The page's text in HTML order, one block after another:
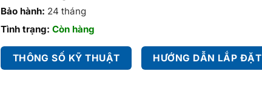
Bảo hành: 24 tháng
Tình trạng: Còn hàng
THÔNG SỐ KỸ THUẬT HƯỚNG DẪN LẮP ĐẶT